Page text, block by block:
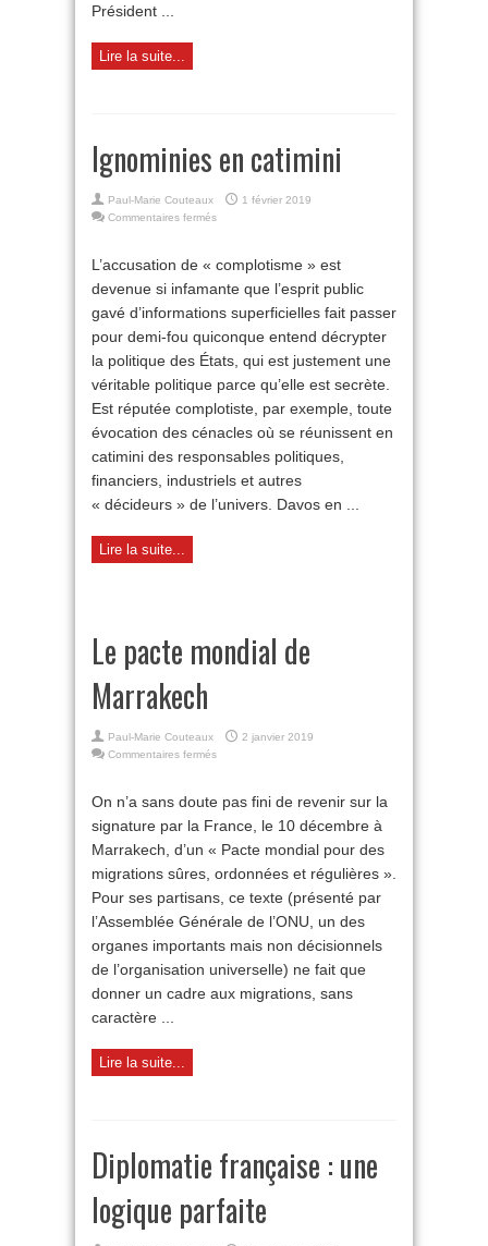
Président ...
Lire la suite...
Ignominies en catimini
Paul-Marie Couteaux
1 février 2019
Commentaires fermés
catimini
L’accusation de « complotisme » est
devenue si infamante que l’esprit public
gavé d’informations superficielles fait passer
pour demi-fou quiconque entend décrypter
la politique des États, qui est justement une
véritable politique parce qu’elle est secrète.
Est réputée complotiste, par exemple, toute
évocation des cénacles où se réunissent en
catimini des responsables politiques,
financiers, industriels et autres
« décideurs » de l’univers. Davos en ...
Lire la suite...
Le pacte mondial de
Marrakech
Paul-Marie Couteaux
2 janvier 2019
Commentaires fermés
mondial
de
On n’a sans doute pas fini de revenir sur la
signature par la France, le 10 décembre à
Marrakech, d’un « Pacte mondial pour des
migrations sûres, ordonnées et régulières ».
Pour ses partisans, ce texte (présenté par
l’Assemblée Générale de l’ONU, un des
organes importants mais non décisionnels
de l’organisation universelle) ne fait que
donner un cadre aux migrations, sans
caractère ...
Lire la suite...
Diplomatie française : une
logique parfaite